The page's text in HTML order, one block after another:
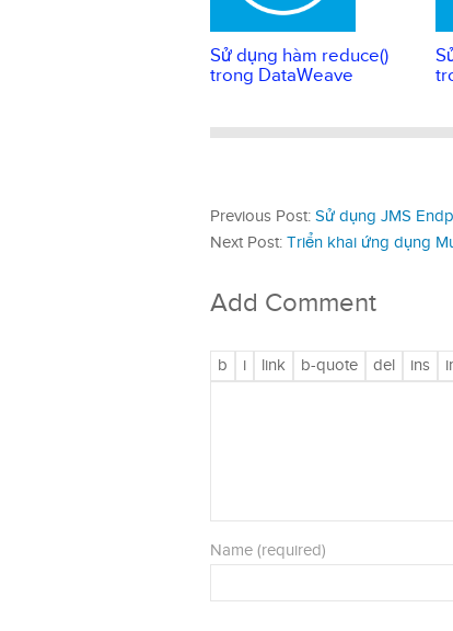
Sử dụng hàm reduce()
trong DataWeave
Previous Post: Sử dụng JMS
Next Post: Triển khai ứng dụng
Add Comment
Name (required)